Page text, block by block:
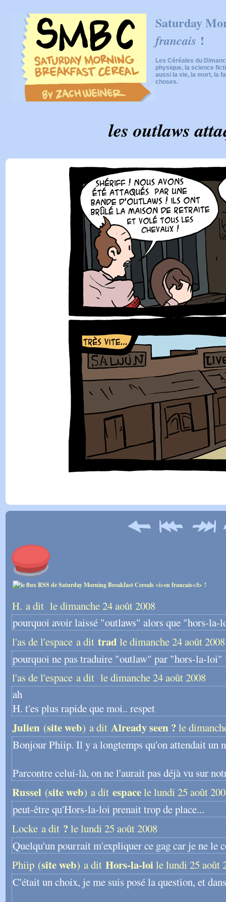
Saturday
francais !
Les Céréales du
physique, la science
aussi la vie, la mort, la
choses.
les outlaws
H. a dit le dimanche 24 août 2008
pourquoi avoir laissé "outlaws" alors que "hors-
l'as de l'espace a dit trad le dimanche 24 août 2008
pourquoi ne pas traduire "outlaw" par "hors-la-loi"
l'as de l'espace a dit le dimanche 24 août 2008
ah
H. t'es plus rapide que moi.. respet
Julien (site web) a dit Already seen ?le
Bonjour Phiip. Il y a longtemps qu'on attendait un
Parcontre celui-là, on ne l'aurait pas déjà vu sur
Russel (site web) a dit espacele lundi 25 août
peut-être qu'Hors-la-loi prenait trop de place...
Locke a dit ?le lundi 25 août 2008
Quelqu'un pourrait m'expliquer ce gag car je ne le
Phiip (site web) a dit Hors-la-loile lundi 25 août
C'était un choix, je me suis posé la question, et